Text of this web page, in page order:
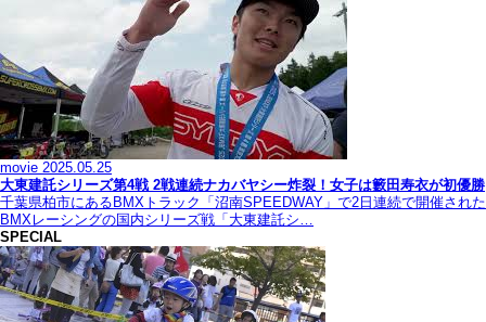
movie 2025.05.25
大東建託シリーズ第4戦 2戦連続ナカバヤシー炸裂！女子は籔田寿衣が初優勝
千葉県柏市にあるBMXトラック「沼南SPEEDWAY」で2日連続で開催された
BMXレーシングの国内シリーズ戦「大東建託シ…
SPECIAL